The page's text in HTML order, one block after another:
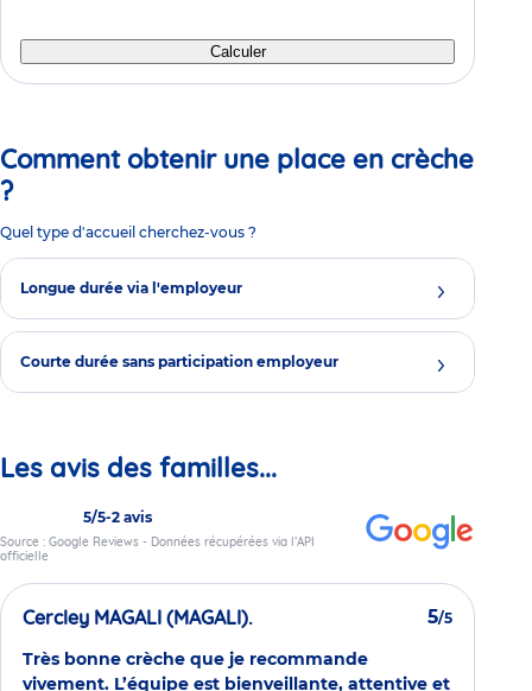
Calculer
Comment obtenir une place en crèche
?
Quel type d'accueil cherchez-vous ?
Longue durée via l'employeur
Courte durée sans participation employeur
Les avis des familles...
5/5-2 avis
Source : Google Reviews - Données récupérées via l’API
officielle
Cercley MAGALI (MAGALI). 5/5
Très bonne crèche que je recommande
vivement. L’équipe est bienveillante, attentive et